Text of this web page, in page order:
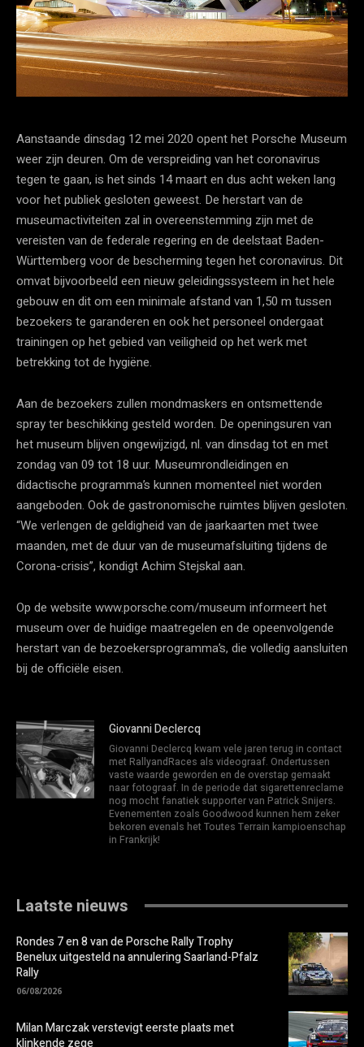
Aanstaande dinsdag 12 mei 2020 opent het Porsche Museum
weer zijn deuren. Om de verspreiding van het coronavirus
tegen te gaan, is het sinds 14 maart en dus acht weken lang
voor het publiek gesloten geweest. De herstart van de
museumactiviteiten zal in overeenstemming zijn met de
vereisten van de federale regering en de deelstaat Baden-
Württemberg voor de bescherming tegen het coronavirus. Dit
omvat bijvoorbeeld een nieuw geleidingssysteem in het hele
gebouw en dit om een ​​minimale afstand van 1,50 m tussen
bezoekers te garanderen en ook het personeel ondergaat
trainingen op het gebied van veiligheid op het werk met
betrekking tot de hygiëne.
Aan de bezoekers zullen mondmaskers en ontsmettende
spray ter beschikking gesteld worden. De openingsuren van
het museum blijven ongewijzigd, nl. van dinsdag tot en met
zondag van 09 tot 18 uur. Museumrondleidingen en
didactische programma’s kunnen momenteel niet worden
aangeboden. Ook de gastronomische ruimtes blijven gesloten.
“We verlengen de geldigheid van de jaarkaarten met twee
maanden, met de duur van de museumafsluiting tijdens de
Corona-crisis”, kondigt Achim Stejskal aan.
Op de website www.porsche.com/museum informeert het
museum over de huidige maatregelen en de opeenvolgende
herstart van de bezoekersprogramma’s, die volledig aansluiten
bij de officiële eisen.
Giovanni Declercq
Giovanni Declercq kwam vele jaren terug in contact
met RallyandRaces als videograaf. Ondertussen
vaste waarde geworden en de overstap gemaakt
naar fotograaf. In de periode dat sigarettenreclame
nog mocht fanatiek supporter van Patrick Snijers.
Evenementen zoals Goodwood kunnen hem zeker
bekoren evenals het Toutes Terrain kampioenschap
in Frankrijk!
Laatste nieuws
Rondes 7 en 8 van de Porsche Rally Trophy
Benelux uitgesteld na annulering Saarland-Pfalz
Rally
06/08/2026
Milan Marczak verstevigt eerste plaats met